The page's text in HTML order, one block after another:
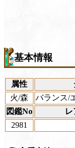
基本情報
属性
火/森
バランス/
図鑑No
レ
2981